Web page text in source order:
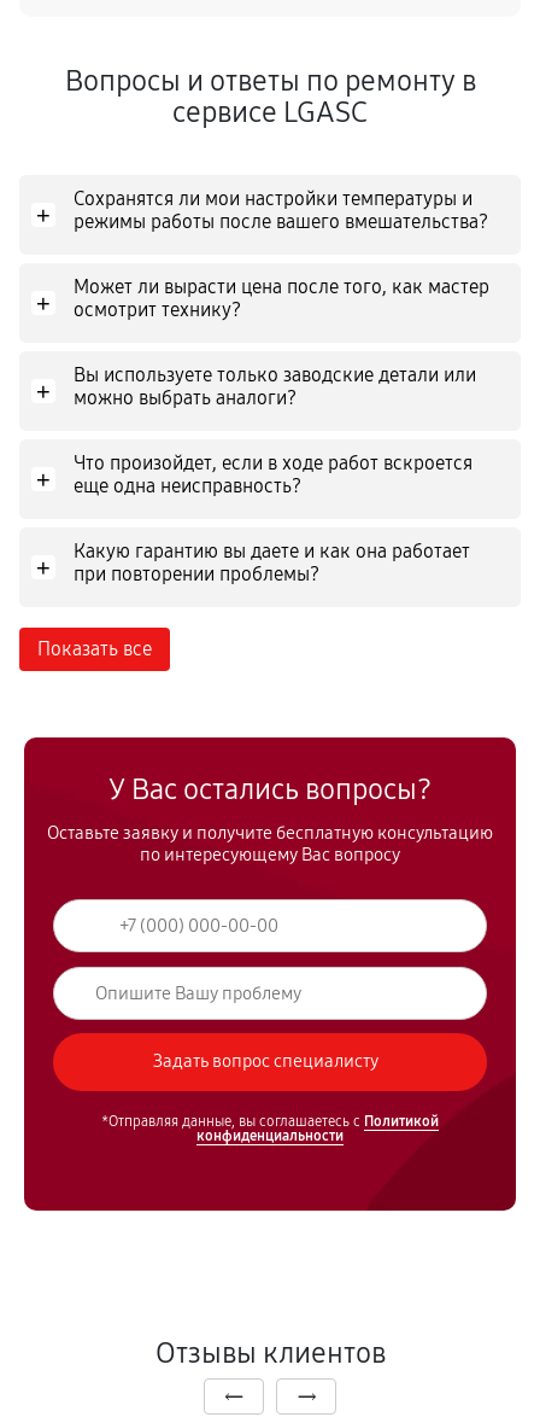
Вопросы и ответы по ремонту в
сервисе LGASC
+
Сохранятся ли мои настройки температуры и
режимы работы после вашего вмешательства?
+
Может ли вырасти цена после того, как мастер
осмотрит технику?
+
Вы используете только заводские детали или
можно выбрать аналоги?
+
Что произойдет, если в ходе работ вскроется
еще одна неисправность?
+
Какую гарантию вы даете и как она работает
при повторении проблемы?
Показать все
У Вас остались вопросы?
Оставьте заявку и получите бесплатную консультацию
по интересующему Вас вопросу
*Отправляя данные, вы соглашаетесь с Политикой
конфиденциальности
Отзывы клиентов